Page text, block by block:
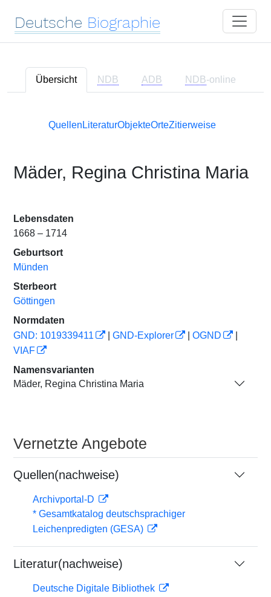
Deutsche Biographie
Übersicht NDB ADB NDB-online
Quellen LiteraturObjekteOrteZitierweise
Mäder, Regina Christina Maria
Lebensdaten
1668 – 1714
Geburtsort
Münden
Sterbeort
Göttingen
Normdaten
GND: 1019339411
GND-Explorer OGND
VIAF
Namensvarianten
Mäder, Regina Christina Maria
Vernetzte Angebote
Quellen(nachweise)
Archivportal-D
* Gesamtkatalog deutschsprachiger
Leichenpredigten (GESA)
Literatur(nachweise)
Deutsche Digitale Bibliothek